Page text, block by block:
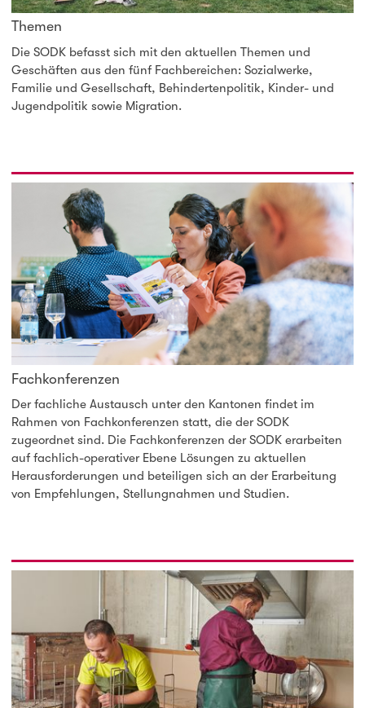
Themen
Die SODK befasst sich mit den aktuellen Themen und
Geschäften aus den fünf Fachbereichen: Sozialwerke,
Familie und Gesellschaft, Behindertenpolitik, Kinder- und
Jugendpolitik sowie Migration.
Fachkonferenzen
Der fachliche Austausch unter den Kantonen findet im
Rahmen von Fachkonferenzen statt, die der SODK
zugeordnet sind. Die Fachkonferenzen der SODK erarbeiten
auf fachlich-operativer Ebene Lösungen zu aktuellen
Herausforderungen und beteiligen sich an der Erarbeitung
von Empfehlungen, Stellungnahmen und Studien.